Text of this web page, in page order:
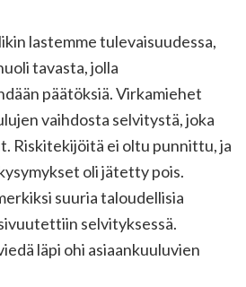
lastemme tulevaisuudessa,
tavasta, jolla
päätöksiä. Virkamiehet
vaihdosta selvitystä, joka
Riskitekijöitä ei oltu punnittu, ja
oli jätetty pois.
suuria taloudellisia
selvityksessä.
läpi ohi asiaankuuluvien